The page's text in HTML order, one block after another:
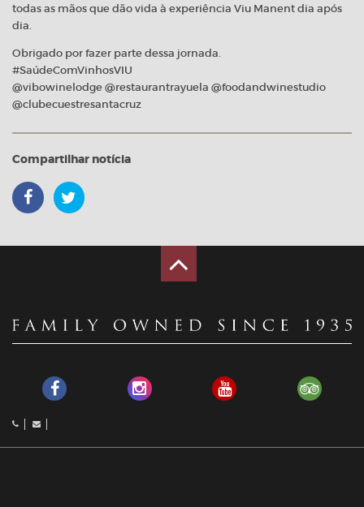
todas as mãos que dão vida à experiência Viu Manent dia após
dia.
Obrigado por fazer parte dessa jornada.
#SaúdeComVinhosVIU
@vibowinelodge @restaurantrayuela @foodandwinestudio
@clubecuestresantacruz
Compartilhar notícia